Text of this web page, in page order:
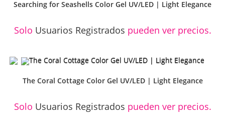
Searching for Seashells Color Gel UV/LED | Light Elegance
Solo Usuarios Registrados pueden ver precios.
The Coral Cottage Color Gel UV/LED | Light Elegance
Solo Usuarios Registrados pueden ver precios.